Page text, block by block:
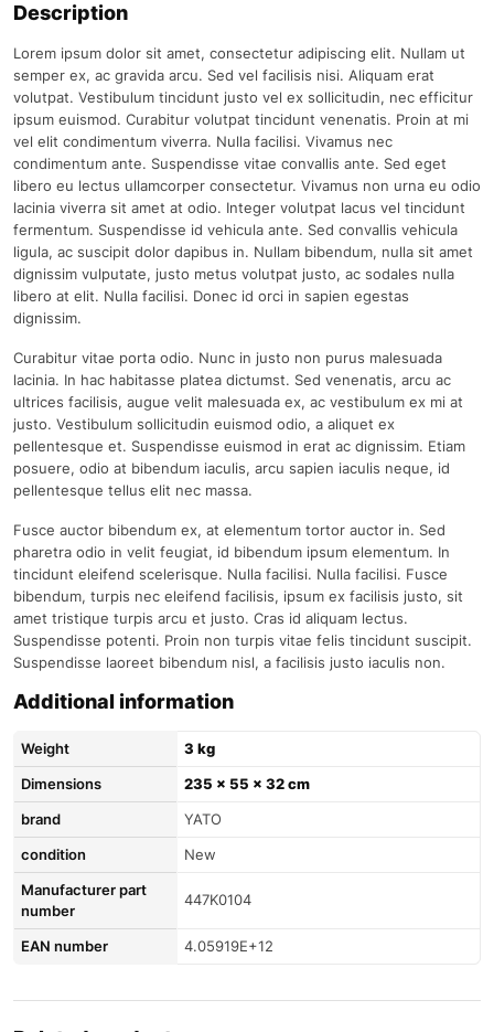
Description
Lorem ipsum dolor sit amet, consectetur adipiscing elit. Nullam ut
semper ex, ac gravida arcu. Sed vel facilisis nisi. Aliquam erat
volutpat. Vestibulum tincidunt justo vel ex sollicitudin, nec efficitur
ipsum euismod. Curabitur volutpat tincidunt venenatis. Proin at mi
vel elit condimentum viverra. Nulla facilisi. Vivamus nec
condimentum ante. Suspendisse vitae convallis ante. Sed eget
libero eu lectus ullamcorper consectetur. Vivamus non urna eu odio
lacinia viverra sit amet at odio. Integer volutpat lacus vel tincidunt
fermentum. Suspendisse id vehicula ante. Sed convallis vehicula
ligula, ac suscipit dolor dapibus in. Nullam bibendum, nulla sit amet
dignissim vulputate, justo metus volutpat justo, ac sodales nulla
libero at elit. Nulla facilisi. Donec id orci in sapien egestas
dignissim.
Curabitur vitae porta odio. Nunc in justo non purus malesuada
lacinia. In hac habitasse platea dictumst. Sed venenatis, arcu ac
ultrices facilisis, augue velit malesuada ex, ac vestibulum ex mi at
justo. Vestibulum sollicitudin euismod odio, a aliquet ex
pellentesque et. Suspendisse euismod in erat ac dignissim. Etiam
posuere, odio at bibendum iaculis, arcu sapien iaculis neque, id
pellentesque tellus elit nec massa.
Fusce auctor bibendum ex, at elementum tortor auctor in. Sed
pharetra odio in velit feugiat, id bibendum ipsum elementum. In
tincidunt eleifend scelerisque. Nulla facilisi. Nulla facilisi. Fusce
bibendum, turpis nec eleifend facilisis, ipsum ex facilisis justo, sit
amet tristique turpis arcu et justo. Cras id aliquam lectus.
Suspendisse potenti. Proin non turpis vitae felis tincidunt suscipit.
Suspendisse laoreet bibendum nisl, a facilisis justo iaculis non.
Additional information
Weight
3 kg
Dimensions
235 × 55 × 32 cm
brand
YATO
condition
New
Manufacturer part
number
447K0104
EAN number 4.05919E+12